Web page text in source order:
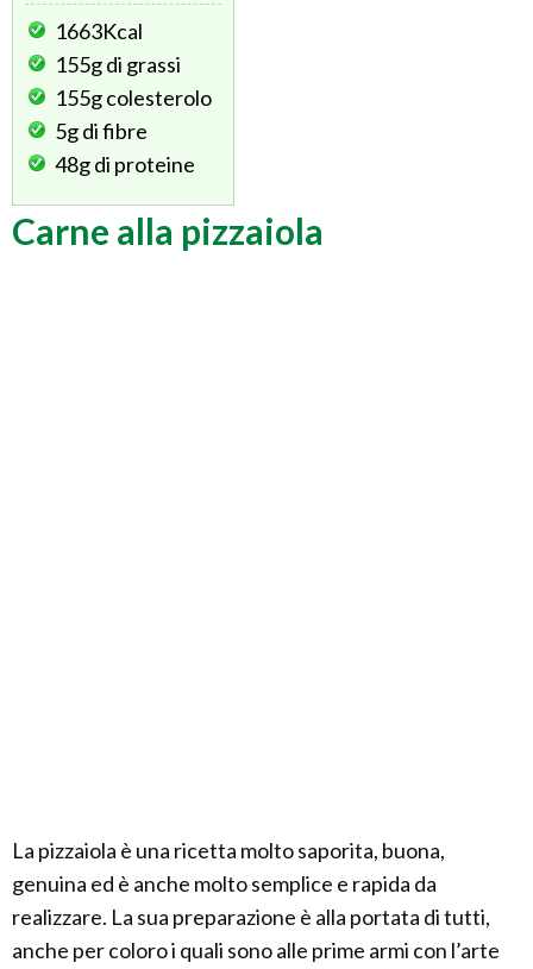
1663Kcal
155gdi grassi
155gcolesterolo
5gdi fibre
48gdi proteine
Carne alla pizzaiola
La pizzaiola è una ricetta molto saporita, buona,
genuina ed è anche molto semplice e rapida da
realizzare. La sua preparazione è alla portata di tutti,
anche per coloro i quali sono alle prime armi con l’arte